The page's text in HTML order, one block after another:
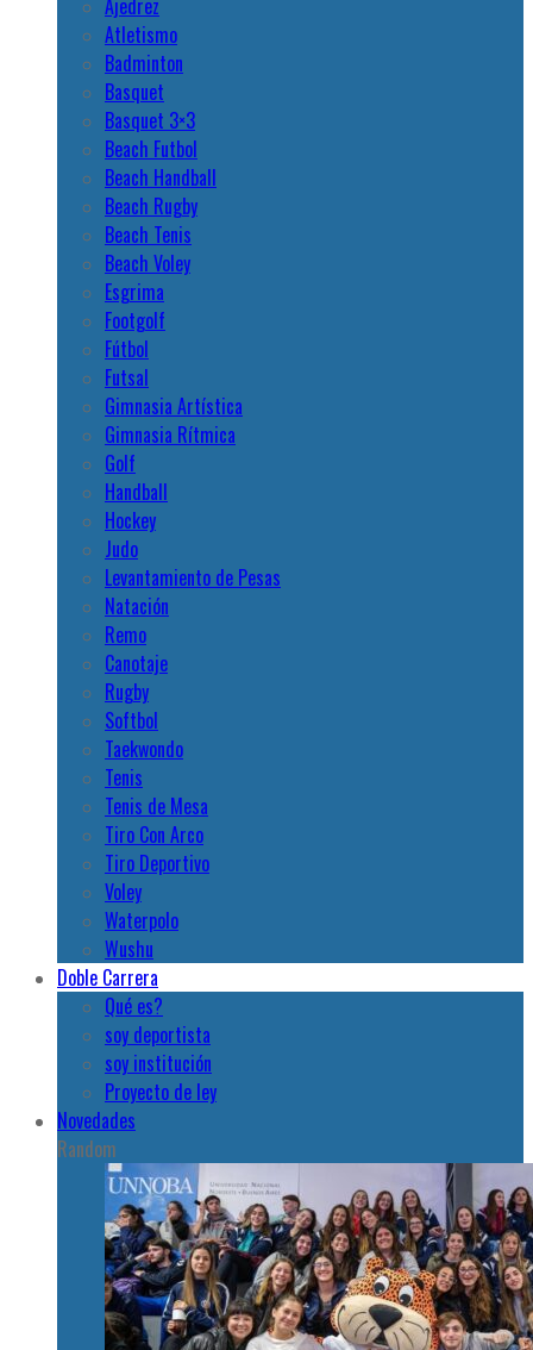
Ajedrez
Atletismo
Badminton
Basquet
Basquet 3×3
Beach Futbol
Beach Handball
Beach Rugby
Beach Tenis
Beach Voley
Esgrima
Footgolf
Fútbol
Futsal
Gimnasia Artística
Gimnasia Rítmica
Golf
Handball
Hockey
Judo
Levantamiento de Pesas
Natación
Remo
Canotaje
Rugby
Softbol
Taekwondo
Tenis
Tenis de Mesa
Tiro Con Arco
Tiro Deportivo
Voley
Waterpolo
Wushu
Doble Carrera
Qué es?
soy deportista
soy institución
Proyecto de ley
Novedades
Random